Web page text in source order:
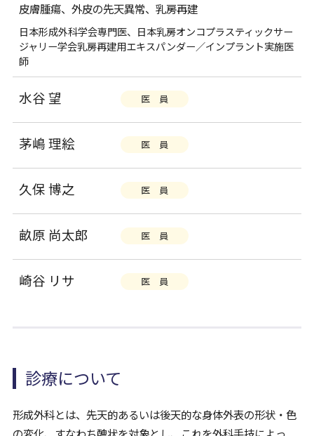
皮膚腫瘍、外皮の先天異常、乳房再建
日本形成外科学会専門医、日本乳房オンコプラスティックサー
ジャリー学会乳房再建用エキスパンダー／インプラント実施医
師
水谷 望 医 員
茅嶋 理絵 医 員
久保 博之 医 員
畝原 尚太郎 医 員
崎谷 リサ 医 員
診療について
形成外科とは、先天的あるいは後天的な身体外表の形状・色